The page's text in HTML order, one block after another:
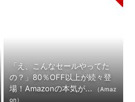
「え、こんなセールやってた
の？」80％OFF以上が続々登
場！Amazonの本気が...
（Amaz
on）